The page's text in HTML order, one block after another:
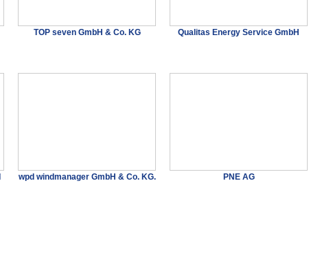
TOP seven GmbH & Co. KG Qualitas Energy Service GmbH
wpd windmanager GmbH & Co. KG. PNE AG